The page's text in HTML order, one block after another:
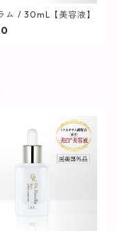
ム / 30mL【美容液】